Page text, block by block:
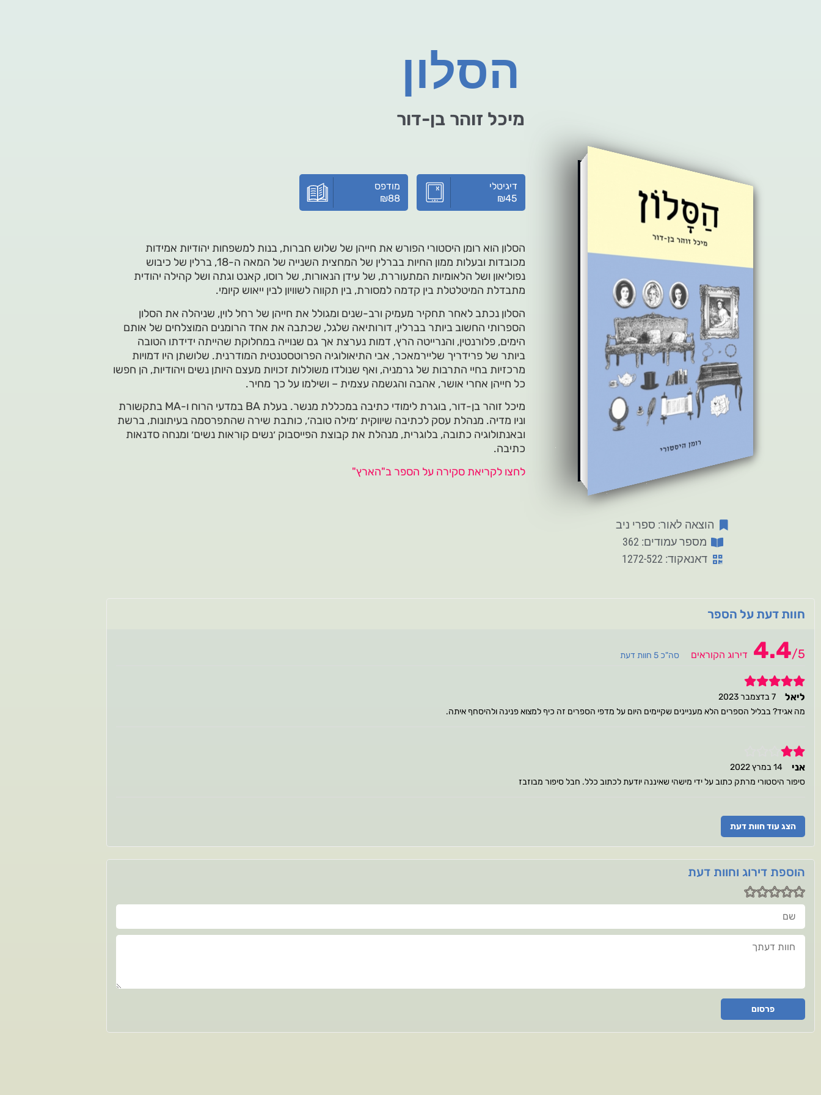
הסלון
מיכל זוהר בן-דור
הוצאה לאור: ספרי ניב
מספר עמודים: 362
דאנאקוד: 1272-522
דיגיטלי
₪45
מודפס
₪88
הסלון הוא רומן היסטורי הפורש את חייהן של שלוש חברות, בנות למשפחות יהודיות אמידות
מכובדות ובעלות ממון החיות בברלין של המחצית השנייה של המאה ה-18, ברלין של כיבוש
נפוליאון ושל הלאומיות המתעוררת, של עידן הנאורות, של רוסו, קאנט וגתה ושל קהילה יהודית
מתבדלת המיטלטלת בין קדמה למסורת, בין תקווה לשוויון לבין ייאוש קיומי.
הסלון נכתב לאחר תחקיר מעמיק ורב-שנים ומגולל את חייהן של רחל לוין, שניהלה את הסלון
הספרותי החשוב ביותר בברלין, דורותיאה שלגל, שכתבה את אחד הרומנים המוצלחים של אותם
הימים, פלורנטין, והנרייטה הרץ, דמות נערצת אך גם שנוייה במחלוקת שהייתה ידידתו הטובה
ביותר של פרידריך שליירמאכר, אבי התיאולוגיה הפרוטסטנטית המודרנית. שלושתן היו דמויות
מרכזיות בחיי התרבות של גרמניה, ואף שנולדו משוללות זכויות מעצם היותן נשים ויהודיות, הן חפשו
כל חייהן אחרי אושר, אהבה והגשמה עצמית – ושילמו על כך מחיר.
מיכל זוהר בן-דור, בוגרת לימודי כתיבה במכללת מנשר. בעלת BA במדעי הרוח ו-MA בתקשורת
וניו מדיה. מנהלת עסק לכתיבה שיווקית ׳מילה טובה׳, כותבת שירה שהתפרסמה בעיתונות, ברשת
ובאנתולוגיה כתובה, בלוגרית, מנהלת את קבוצת הפייסבוק ׳נשים קוראות נשים׳ ומנחה סדנאות
כתיבה.
לחצו לקריאת סקירה על הספר ב"הארץ"
חוות דעת על הספר
4.4/5 דירוג הקוראים סה"כ 5 חוות דעת
5
ליאל
7 בדצמבר 2023
מה אגיד? בבליל הספרים הלא מעניינים שקיימים היום על מדפי הספרים זה כיף למצוא פנינה ולהיסחף איתה.
2
אני
14 במרץ 2022
סיפור היסטורי מרתק כתוב על ידי מישהי שאיננה יודעת לכתוב כלל. חבל סיפור מבוזבז
הצג עוד חוות דעת
הוספת דירוג וחוות דעת
שם
חוות דעתך
פרסום